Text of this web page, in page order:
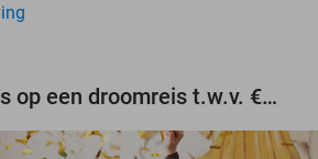
Maak gratis kans op een droomreis t.w.v. €3.000!